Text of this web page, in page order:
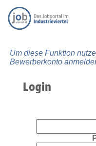
Um diese Funktion
Bewerberkonto
Login